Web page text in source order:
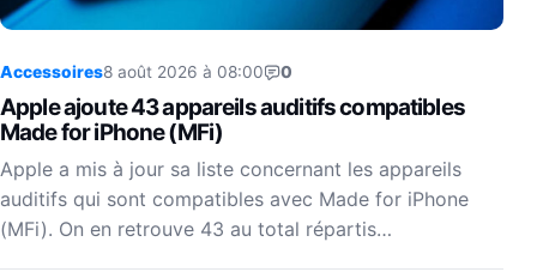
Accessoires8 août 2026 à 08:00 0
Apple ajoute 43 appareils auditifs compatibles
Made for iPhone (MFi)
Apple a mis à jour sa liste concernant les appareils
auditifs qui sont compatibles avec Made for iPhone
(MFi). On en retrouve 43 au total répartis…